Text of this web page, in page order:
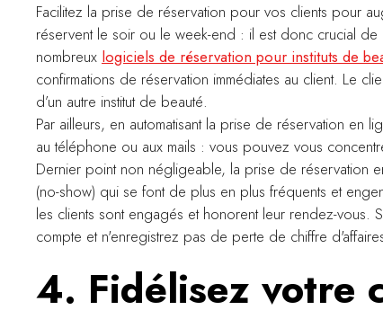
Facilitez la prise de réservation pour vos clients pour
réservent le soir ou le week-end : il est donc crucial
nombreux logiciels de réservation pour instituts de
confirmations de réservation immédiates au client. Le
d’un autre institut de beauté.
Par ailleurs, en automatisant la prise de réservation
au téléphone ou aux mails : vous pouvez vous
Dernier point non négligeable, la prise de réservation
(no-show) qui se font de plus en plus fréquents et
les clients sont engagés et honorent leur rendez-vous.
compte et n'enregistrez pas de perte de chiffre
4. Fidélisez votre